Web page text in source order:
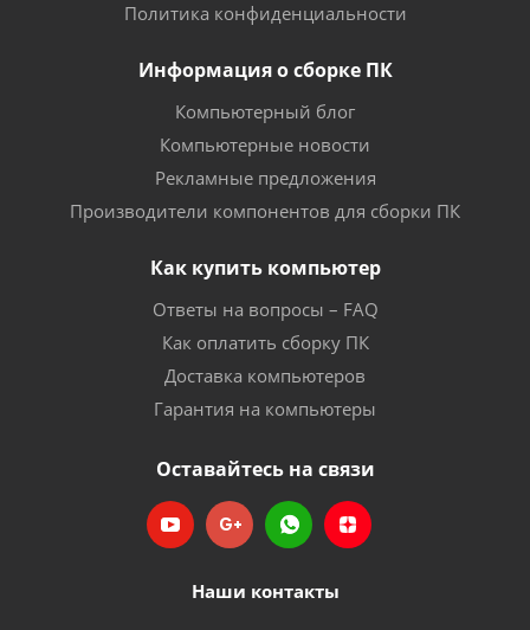
Политика конфиденциальности
Информация о сборке ПК
Компьютерный блог
Компьютерные новости
Рекламные предложения
Производители компонентов для сборки ПК
Как купить компьютер
Ответы на вопросы – FAQ
Как оплатить сборку ПК
Доставка компьютеров
Гарантия на компьютеры
Оставайтесь на связи
Наши контакты